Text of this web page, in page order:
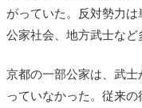
がっていた。反対勢力は
公家社会、地方武士など
京都の一部公家は、武
っていなかった。従来